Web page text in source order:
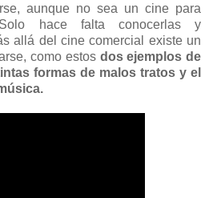
aunque no sea un cine para
hace falta conocerlas y
allá del cine comercial existe un
como estos dos ejemplos de
formas de malos tratos y el